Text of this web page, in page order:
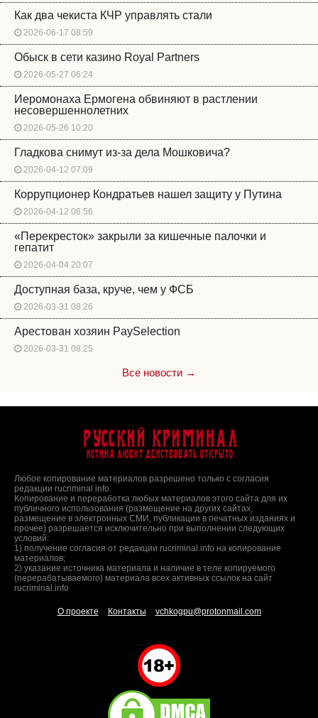
Как два чекиста КЧР управлять стали
2026-06-17 08:59
Обыск в сети казино Royal Partners
2026-05-27 06:24
Иеромонаха Ермогена обвиняют в растлении
несовершеннолетних
2026-05-26 10:20
Гладкова снимут из-за дела Мошковича?
2026-04-12 07:09
Коррупционер Кондратьев нашел защиту у Путина
2026-04-12 06:56
«Перекресток» закрыли за кишечные палочки и
гепатит
2026-04-04 20:07
Доступная база, круче, чем у ФСБ
2026-03-31 08:26
Арестован хозяин PaySelection
2026-03-31 08:25
Все новости →
Русский Криминал
Истина любит действовать открыто
Любое копирование материалов разрешено только с согласия
редакции rucriminal.info.
Копирование и переработка любых материалов этого сайта для их
публичного использования (размещение на других сайтах,
размещение в электронных СМИ, публикации в печатных изданиях и
прочее) разрешается исключительно при выполнении следующих
условий:
1) получение согласия от редакции rucriminal.info на копирование
материалов;
2) указание источника материала и наличие в теле копируемого
(перерабатываемого) материала всех активных ссылок на сайт
rucriminal.info
О проекте Контакты vchkogpu@protonmail.com